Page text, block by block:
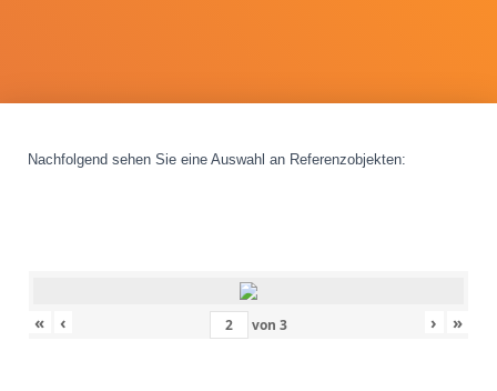
Nachfolgend sehen Sie eine Auswahl an Referenzobjekten:
« ‹ von 3 › »